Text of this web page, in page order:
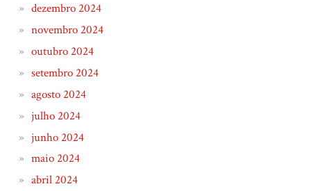
dezembro 2024
novembro 2024
outubro 2024
setembro 2024
agosto 2024
julho 2024
junho 2024
maio 2024
abril 2024